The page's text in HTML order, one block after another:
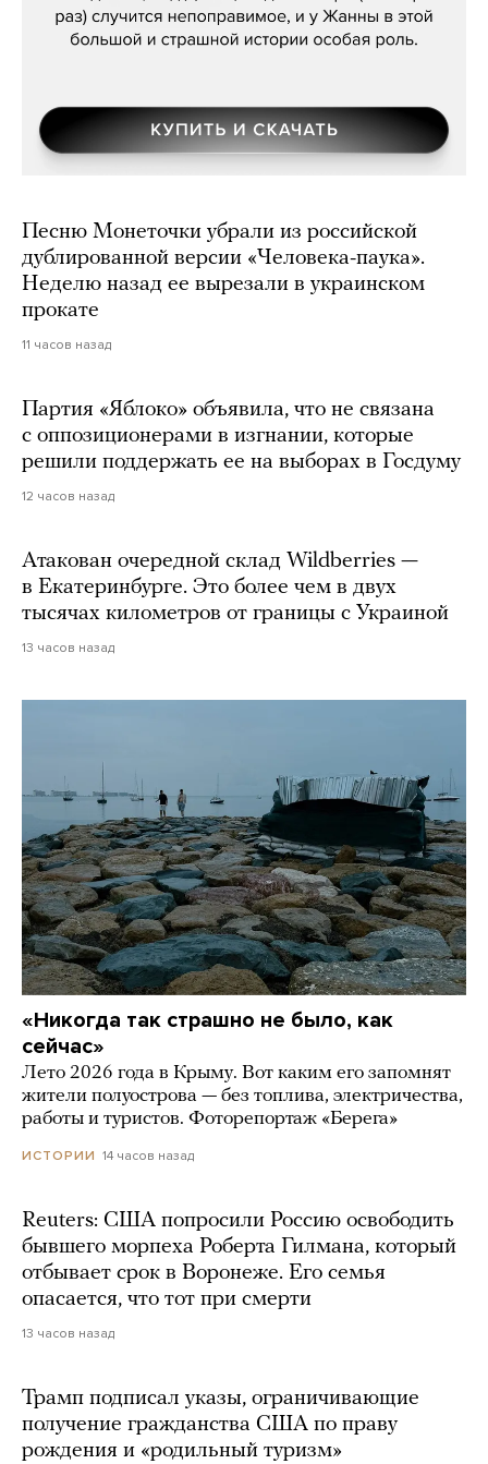
Песню Монеточки убрали из российской
дублированной версии «Человека-паука».
Неделю назад ее вырезали в украинском
прокате
11 часов назад
Партия «Яблоко» объявила, что не связана
с оппозиционерами в изгнании, которые
решили поддержать ее на выборах в Госдуму
12 часов назад
Атакован очередной склад Wildberries —
в Екатеринбурге. Это более чем в двух
тысячах километров от границы с Украиной
13 часов назад
«Никогда так страшно не было, как
сейчас»
Лето 2026 года в Крыму. Вот каким его запомнят
жители полуострова — без топлива, электричества,
работы и туристов. Фоторепортаж «Берега»
ИСТОРИИ 14 часов назад
Reuters: США попросили Россию освободить
бывшего морпеха Роберта Гилмана, который
отбывает срок в Воронеже. Его семья
опасается, что тот при смерти
13 часов назад
Трамп подписал указы, ограничивающие
получение гражданства США по праву
рождения и «родильный туризм»